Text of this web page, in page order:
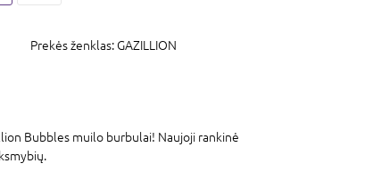
Prekės ženklas: GAZILLION
Bubbles muilo burbulai! Naujoji rankinė